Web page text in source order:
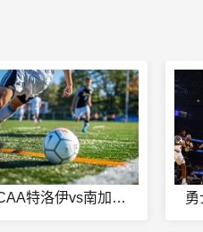
NCAA特洛伊vs南加州大学直播 勇